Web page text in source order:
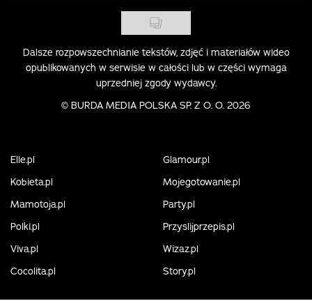
Dalsze rozpowszechnianie tekstów, zdjęć i materiałów wideo
opublikowanych w serwisie w całości lub w części wymaga
uprzedniej zgody wydawcy.
© BURDA MEDIA POLSKA SP. Z O. O. 2026
Elle.pl
Glamour.pl
Kobieta.pl
Mojegotowanie.pl
Mamotoja.pl
Party.pl
Polki.pl
Przyslijprzepis.pl
Viva.pl
Wizaz.pl
Cocolita.pl
Story.pl